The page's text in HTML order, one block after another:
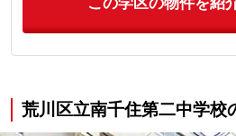
この学区の物件を紹
荒川区立南千住第二中学校